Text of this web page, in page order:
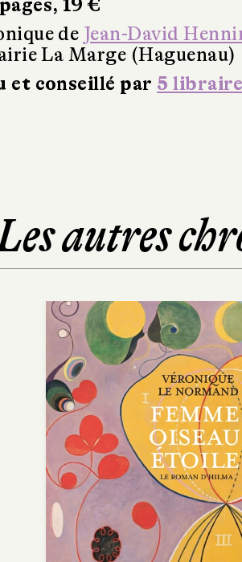
19 €
de Jean-David
La Marge (Haguenau)
et conseillé par 5
autres
POCHE